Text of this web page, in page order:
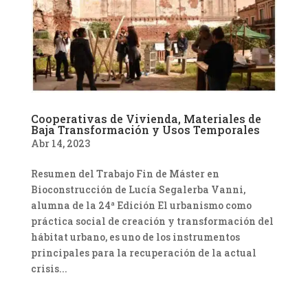
Cooperativas de Vivienda, Materiales de
Baja Transformación y Usos Temporales
Abr 14, 2023
Resumen del Trabajo Fin de Máster en
Bioconstrucción de Lucía Segalerba Vanni,
alumna de la 24ª Edición El urbanismo como
práctica social de creación y transformación del
hábitat urbano, es uno de los instrumentos
principales para la recuperación de la actual
crisis...